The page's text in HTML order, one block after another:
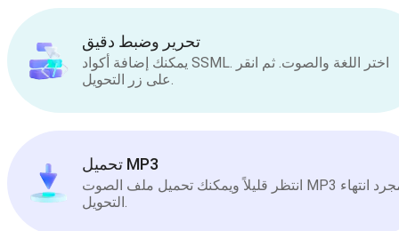
تحرير وضبط دقيق
يمكنك إضافة أكواد SSML. اختر اللغة والصوت. ثم انقر
على زر التحويل.
تحميل MP3
انتظر قليلاً ويمكنك تحميل ملف الصوت MP3 بمجرد انتهاء
التحويل.